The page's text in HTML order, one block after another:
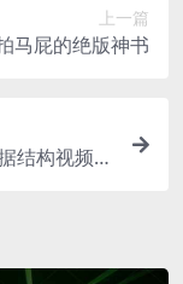
上一篇
马屁的绝版神书
结构视频课